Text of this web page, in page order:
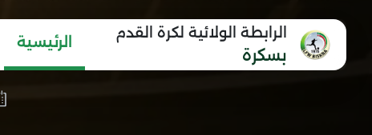
الرابطة الولائية لكرة القدم
بسكرة
الرئيسية